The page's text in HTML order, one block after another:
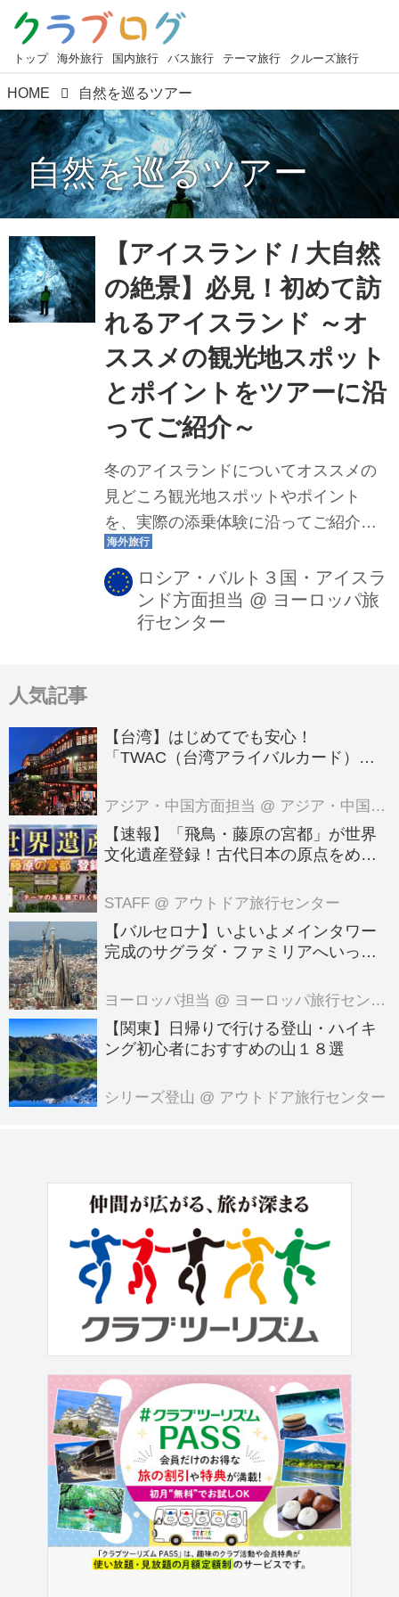
トップ 海外旅行 国内旅行 バス旅行 テーマ旅行 クルーズ旅行
HOME 自然を巡るツアー
自然を巡るツアー
【アイスランド / 大自然
の絶景】必見！初めて訪
れるアイスランド ～オ
ススメの観光地スポット
とポイントをツアーに沿
ってご紹介～
冬のアイスランドについてオススメの
見どころ観光地スポットやポイント
を、実際の添乗体験に沿ってご紹介し
ていきます♪ アイスランドが初めての方
やこれから検討されている方はぜひご
覧ください！
ロシア・バルト３国・アイスラ
ンド方面担当 @ ヨーロッパ旅
行センター
人気記事
【台湾】はじめてでも安心！
「TWAC（台湾アライバルカード）」
アジア・中国方面担当 @ アジア・中国旅行センター
【速報】「飛鳥・藤原の宮都」が世界
文化遺産登録！古代日本の原点をめぐ
のテーマのある旅
STAFF @ アウトドア旅行センター
【バルセロナ】いよいよメインタワー
完成のサグラダ・ファミリアへいって
ヨーロッパ担当 @ ヨーロッパ旅行センター
【関東】日帰りで行ける登山・ハイキ
ング初心者におすすめの山１８選
シリーズ登山 @ アウトドア旅行センター